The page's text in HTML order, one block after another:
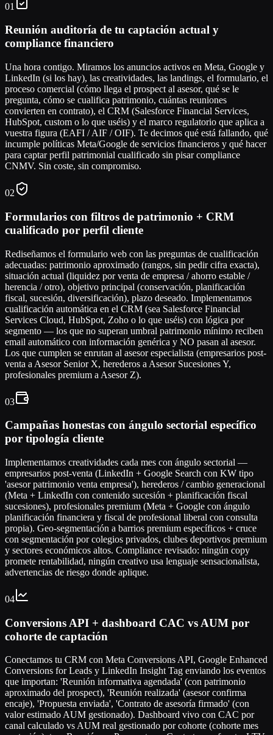
01
Reunión auditoría de tu captación actual y
compliance financiero
Una hora contigo. Miramos los anuncios activos en Meta, Google y
LinkedIn (si los hay), las creatividades, las landings, el formulario, el
proceso comercial (cómo llega el prospect al asesor, qué se le
pregunta, cómo se cualifica patrimonio, cuántas reuniones
convierten en contrato), el CRM (Salesforce Financial Services,
HubSpot, custom o lo que uséis) y el marco regulatorio que aplica a
vuestra figura (EAFI / AIF / OIF). Te decimos qué está fallando, qué
incumple políticas Meta/Google de servicios financieros y qué hacer
para captar perfil patrimonial cualificado sin pisar compliance
CNMV. Sin coste, sin compromiso.
02
Formularios con filtros de patrimonio + CRM
cualificado por perfil cliente
Rediseñamos el formulario web con las preguntas de cualificación
adecuadas: patrimonio aproximado (rangos, sin pedir cifra exacta),
situación actual (liquidez por venta de empresa / ahorro estable /
herencia / otro), objetivo principal (conservación, planificación
fiscal, sucesión, diversificación), plazo deseado. Implementamos
cualificación automática en el CRM (sea Salesforce Financial
Services Cloud, HubSpot, Zoho o lo que uséis) con lógica por
segmento — los que no superan umbral patrimonio mínimo reciben
email automático con información genérica y NO pasan al asesor.
Los que cumplen se enrutan al asesor especialista (empresarios post-
venta a Asesor Senior X, herederos a Asesor Sucesiones Y,
profesionales premium a Asesor Z).
03
Campañas honestas con ángulo sectorial específico
por tipología cliente
Implementamos creatividades cada mes con ángulo sectorial —
empresarios post-venta (LinkedIn + Google Search con KW tipo
'asesor patrimonio venta empresa'), herederos / cambio generacional
(Meta + LinkedIn con contenido sucesión + planificación fiscal
sucesiones), profesionales premium (Meta + Google con ángulo
planificación financiera y fiscal de profesional liberal con consulta
propia). Geo-segmentación a barrios premium específicos + cruce
con segmentación por colegios privados, clubes deportivos premium
y sectores económicos altos. Compliance revisado: ningún copy
promete rentabilidad, ningún creativo usa lenguaje sensacionalista,
advertencias de riesgo donde aplique.
04
Conversions API + dashboard CAC vs AUM por
cohorte de captación
Conectamos tu CRM con Meta Conversions API, Google Enhanced
Conversions for Leads y LinkedIn Insight Tag enviando los eventos
que importan: 'Reunión informativa agendada' (con patrimonio
aproximado del prospect), 'Reunión realizada' (asesor confirma
encaje), 'Propuesta enviada', 'Contrato de asesoría firmado' (con
valor estimado AUM gestionado). Dashboard vivo con CAC por
canal calculado vs AUM real gestionado por cohorte (cohorte mes